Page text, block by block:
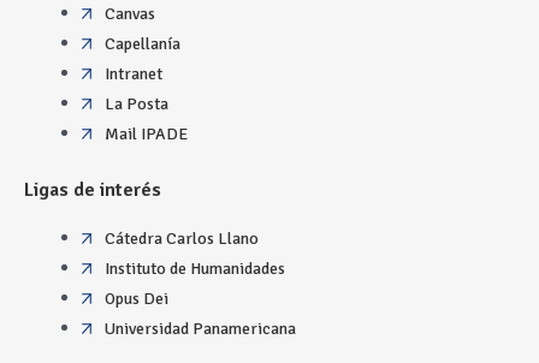
Canvas
Capellanía
Intranet
La Posta
Mail IPADE
Ligas de interés
Cátedra Carlos Llano
Instituto de Humanidades
Opus Dei
Universidad Panamericana